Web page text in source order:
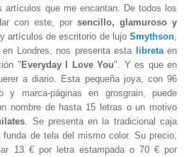
artículos que me encantan. De todos los
con este, por sencillo, glamuroso y
artículos de escritorio de lujo Smythson
Londres, nos presenta esta
libretaen
" Everyday I Love You". Y es que en
a diario. Esta pequeña joya, con 96
y marca-páginas en grosgrain, puede
nombre de hasta 15 letras o un motivo
. Se presenta en la tradicional caja
de tela del mismo color. Su precio,
13 € por letra estampada o 70 € por